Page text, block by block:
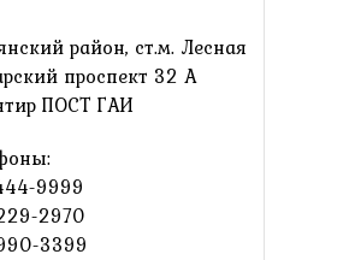
район, ст.м. Лесная
проспект 32 А
ПОСТ ГАИ
9999
2970
3399